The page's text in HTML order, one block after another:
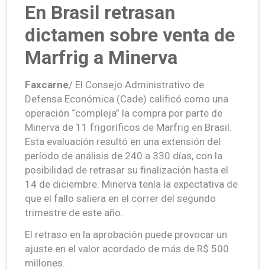
En Brasil retrasan
dictamen sobre venta de
Marfrig a Minerva
Faxcarne/ El Consejo Administrativo de
Defensa Económica (Cade) calificó como una
operación “compleja” la compra por parte de
Minerva de 11 frigoríficos de Marfrig en Brasil.
Esta evaluación resultó en una extensión del
período de análisis de 240 a 330 días, con la
posibilidad de retrasar su finalización hasta el
14 de diciembre. Minerva tenía la expectativa de
que el fallo saliera en el correr del segundo
trimestre de este año.
El retraso en la aprobación puede provocar un
ajuste en el valor acordado de más de R$ 500
millones.